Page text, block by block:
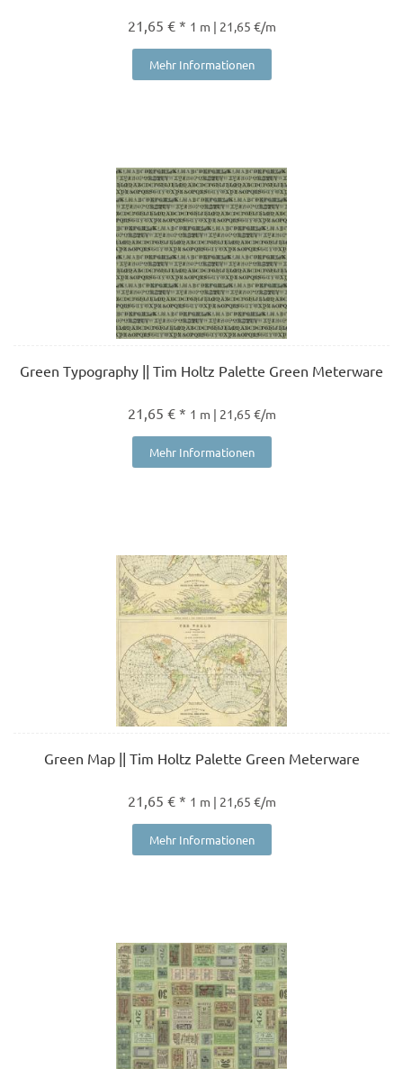
21,65 € * 1 m | 21,65 €/m
Mehr Informationen
Green Typography || Tim Holtz Palette Green Meterware
21,65 € * 1 m | 21,65 €/m
Mehr Informationen
Green Map || Tim Holtz Palette Green Meterware
21,65 € * 1 m | 21,65 €/m
Mehr Informationen